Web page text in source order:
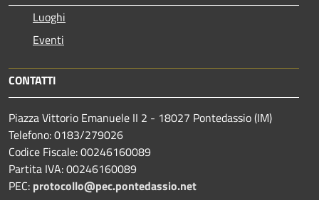
Luoghi
Eventi
CONTATTI
Piazza Vittorio Emanuele II 2 - 18027 Pontedassio (IM)
Telefono: 0183/279026
Codice Fiscale: 00246160089
Partita IVA: 00246160089
PEC: protocollo@pec.pontedassio.net